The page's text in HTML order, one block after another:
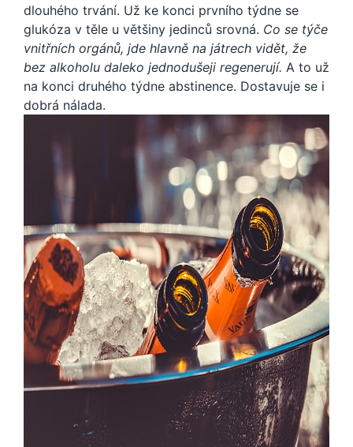
dlouhého trvání. Už ke konci prvního týdne se
glukóza v těle u většiny jedinců srovná. Co se týče
vnitřních orgánů, jde hlavně na játrech vidět, že
bez alkoholu daleko jednodušeji regenerují. A to už
na konci druhého týdne abstinence. Dostavuje se i
dobrá nálada.